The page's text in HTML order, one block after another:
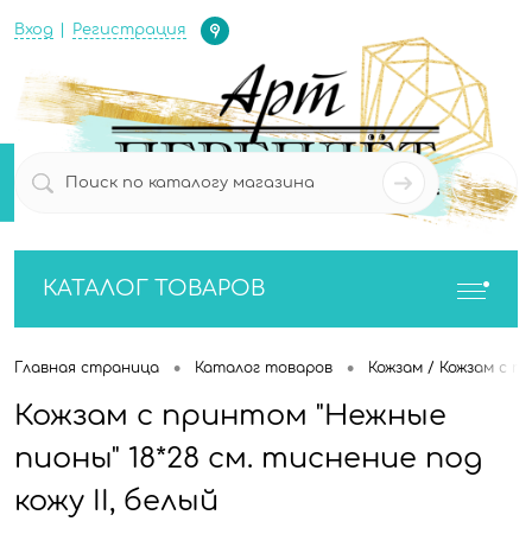
Вход Регистрация
Определение
0
КАТАЛОГ ТОВАРОВ
Главная страница • Каталог товаров • Кожзам / Кожзам с
Кожзам с принтом "Нежные
пионы" 18*28 см. тиснение под
кожу II, белый